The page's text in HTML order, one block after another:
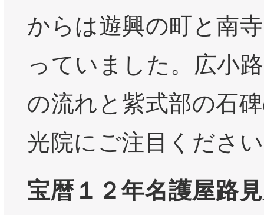
からは遊興の町と南
っていました。広小
の流れと紫式部の石
光院にご注目くださ
宝暦１２年名護屋路